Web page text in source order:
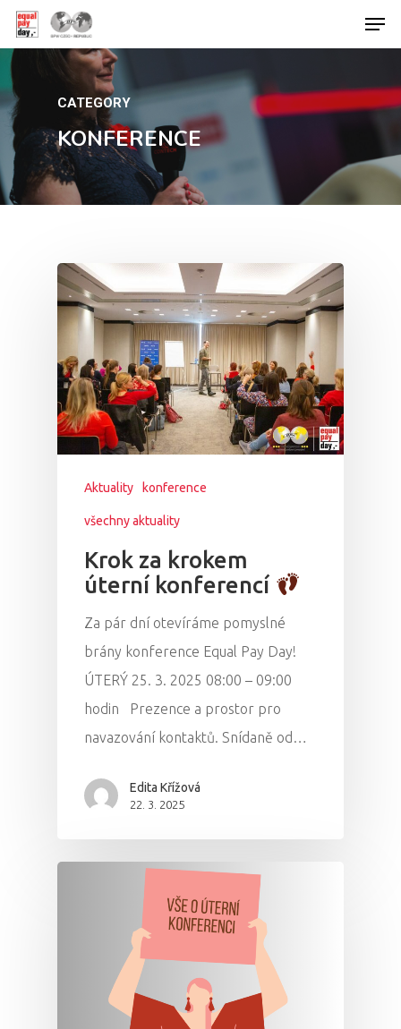
Hit enter to search or ESC to close
CATEGORY
KONFERENCE
Aktuality konference
všechny aktuality
Krok za krokem
úterní konferencí
Za pár dní otevíráme pomyslné
brány konference Equal Pay Day!
ÚTERÝ 25. 3. 2025 08:00 – 09:00
hodin Prezence a prostor pro
navazování kontaktů. Snídaně od…
Edita Křížová
22. 3. 2025